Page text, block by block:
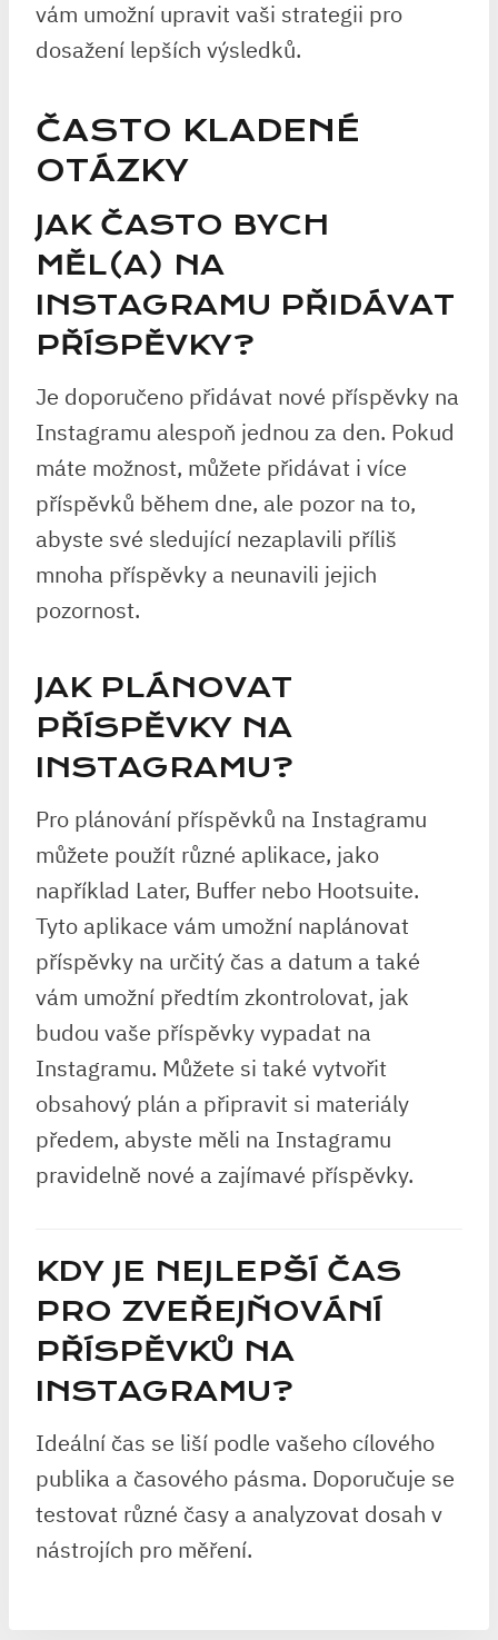
vám umožní upravit vaši strategii pro
dosažení lepších výsledků.
ČASTO KLADENÉ
OTÁZKY
JAK ČASTO BYCH
MĚL(A) NA
INSTAGRAMU PŘIDÁVAT
PŘÍSPĚVKY?
Je doporučeno přidávat nové příspěvky na
Instagramu alespoň jednou za den. Pokud
máte možnost, můžete přidávat i více
příspěvků během dne, ale pozor na to,
abyste své sledující nezaplavili příliš
mnoha příspěvky a neunavili jejich
pozornost.
JAK PLÁNOVAT
PŘÍSPĚVKY NA
INSTAGRAMU?
Pro plánování příspěvků na Instagramu
můžete použít různé aplikace, jako
například Later, Buffer nebo Hootsuite.
Tyto aplikace vám umožní naplánovat
příspěvky na určitý čas a datum a také
vám umožní předtím zkontrolovat, jak
budou vaše příspěvky vypadat na
Instagramu. Můžete si také vytvořit
obsahový plán a připravit si materiály
předem, abyste měli na Instagramu
pravidelně nové a zajímavé příspěvky.
KDY JE NEJLEPŠÍ ČAS
PRO ZVEŘEJŇOVÁNÍ
PŘÍSPĚVKŮ NA
INSTAGRAMU?
Ideální čas se liší podle vašeho cílového
publika a časového pásma. Doporučuje se
testovat různé časy a analyzovat dosah v
nástrojích pro měření.